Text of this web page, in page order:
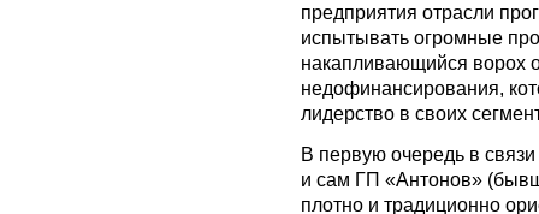
предприятия отрасли
испытывать огромные
накапливающийся ворох
недофинансирования,
лидерство в своих
В первую очередь в
и сам ГП «Антонов»
плотно и традиционно